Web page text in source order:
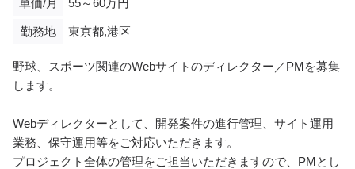
単価/月 55～60万円
勤務地 東京都,港区
野球、スポーツ関連のWebサイトのディレクター／PMを募集
します。
Webディレクターとして、開発案件の進行管理、サイト運用
業務、保守運用等をご対応いただきます。
プロジェクト全体の管理をご担当いただきますので、PMとし